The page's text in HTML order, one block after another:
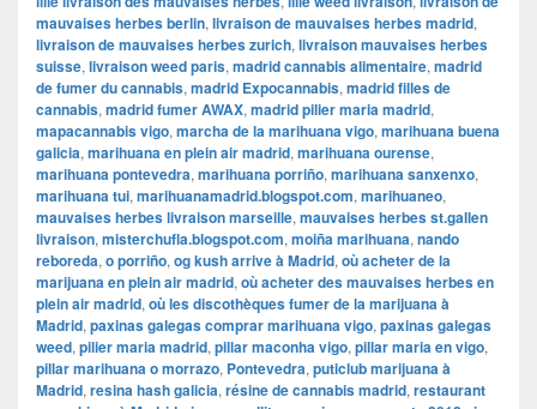
mauvaises herbes berlin, livraison de mauvaises herbes madrid,
livraison de mauvaises herbes zurich, livraison mauvaises herbes
suisse, livraison weed paris, madrid cannabis alimentaire, madrid
de fumer du cannabis, madrid Expocannabis, madrid filles de
cannabis, madrid fumer AWAX, madrid pilier maria madrid,
mapacannabis vigo, marcha de la marihuana vigo, marihuana buena
galicia, marihuana en plein air madrid, marihuana ourense,
marihuana pontevedra, marihuana porriño, marihuana sanxenxo,
marihuana tui, marihuanamadrid.blogspot.com, marihuaneo,
mauvaises herbes livraison marseille, mauvaises herbes st.gallen
livraison, misterchufla.blogspot.com, moiña marihuana, nando
reboreda, o porriño, og kush arrive à Madrid, où acheter de la
marijuana en plein air madrid, où acheter des mauvaises herbes en
plein air madrid, où les discothèques fumer de la marijuana à
Madrid, paxinas galegas comprar marihuana vigo, paxinas galegas
weed, pilier maria madrid, pillar maconha vigo, pillar maria en vigo,
pillar marihuana o morrazo, Pontevedra, puticlub marijuana à
Madrid, resina hash galicia, résine de cannabis madrid, restaurant